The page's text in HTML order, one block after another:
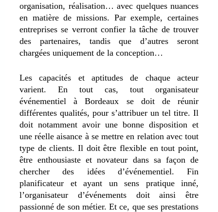
organisation, réalisation… avec quelques nuances
en matière de missions. Par exemple, certaines
entreprises se verront confier la tâche de trouver
des partenaires, tandis que d’autres seront
chargées uniquement de la conception…
Les capacités et aptitudes de chaque acteur
varient. En tout cas, tout organisateur
événementiel à Bordeaux se doit de réunir
différentes qualités, pour s’attribuer un tel titre. Il
doit notamment avoir une bonne disposition et
une réelle aisance à se mettre en relation avec tout
type de clients. Il doit être flexible en tout point,
être enthousiaste et novateur dans sa façon de
chercher des idées d’événementiel. Fin
planificateur et ayant un sens pratique inné,
l’organisateur d’événements doit ainsi être
passionné de son métier. Et ce, que ses prestations